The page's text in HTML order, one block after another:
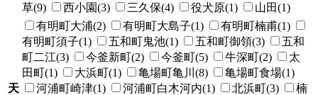
草(9)
西小園(3) 三久保(4) 役犬原(1) 山田(1)
天
有明町大浦(2) 有明町大島子(1)
有明町楠甫(1)
有明町須子(1)
五和町鬼池(1) 五和町御領(3)
五和
町二江(3)
今釜新町(2) 今釜町(5) 牛深町(2)
太
田町(1)
大浜町(1) 亀場町亀川(8)
亀場町食場(1)
河浦町崎津(1)
河浦町白木河内(1) 北浜町(3)
楠